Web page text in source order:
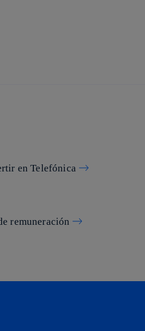
en Telefónica
remuneración